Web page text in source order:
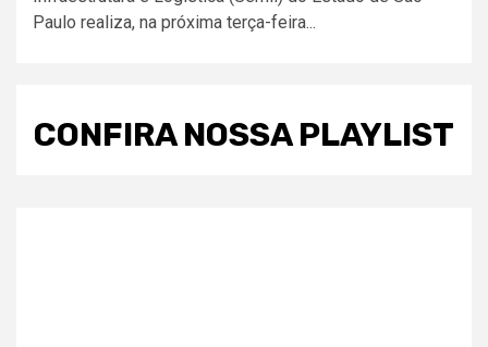
Paulo realiza, na próxima terça-feira...
CONFIRA NOSSA PLAYLIST